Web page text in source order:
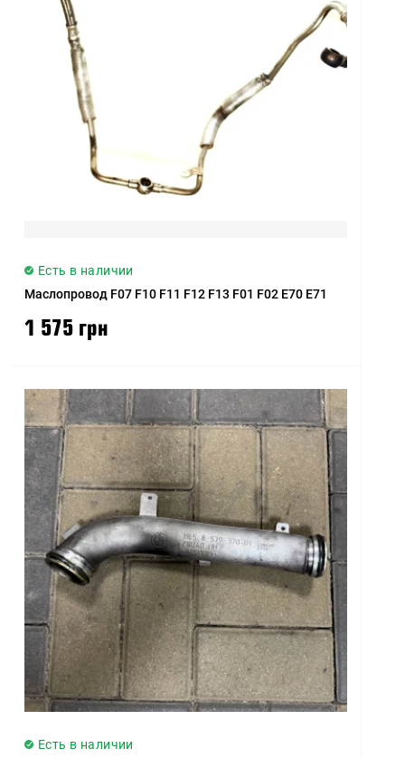
Есть в наличии
Маслопровод F07 F10 F11 F12 F13 F01 F02 E70 E71
1 575 грн
Есть в наличии